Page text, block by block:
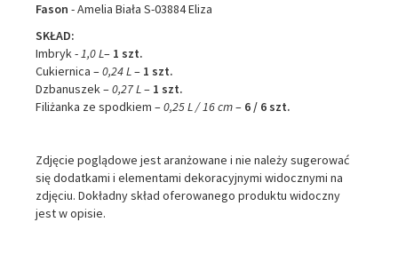
Fason - Amelia Biała S-03884 Eliza
SKŁAD:
Imbryk - 1,0 L– 1 szt.
Cukiernica –0,24 L – 1 szt.
Dzbanuszek –0,27 L – 1 szt.
Filiżanka ze spodkiem –0,25 L / 16 cm– 6 / 6 szt.
Zdjęcie poglądowe jest aranżowane i nie należy sugerować
się dodatkami i elementami dekoracyjnymi widocznymi na
zdjęciu. Dokładny skład oferowanego produktu widoczny
jest w opisie.
W ostatnich 7 dniach produktem interesuje się14osób.